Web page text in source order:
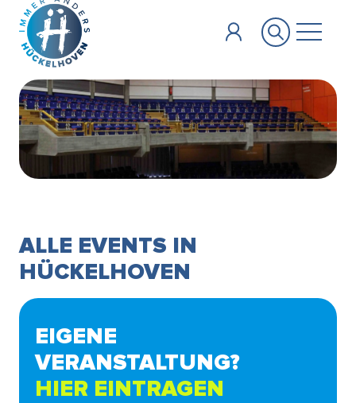
Zum Hauptinhalt springen
ALLE EVENTS IN
HÜCKELHOVEN
EIGENE
VERANSTALTUNG?
HIER EINTRAGEN